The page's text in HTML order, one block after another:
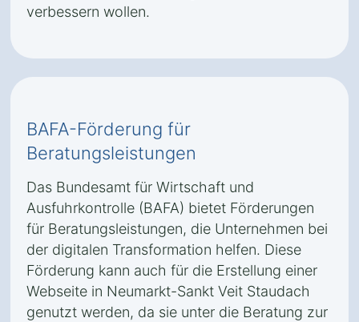
verbessern wollen.
BAFA-Förderung für
Beratungsleistungen
Das Bundesamt für Wirtschaft und
Ausfuhrkontrolle (BAFA) bietet Förderungen
für Beratungsleistungen, die Unternehmen bei
der digitalen Transformation helfen. Diese
Förderung kann auch für die Erstellung einer
Webseite in Neumarkt-Sankt Veit Staudach
genutzt werden, da sie unter die Beratung zur